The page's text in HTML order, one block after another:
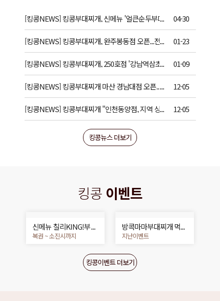
[킹콩NEWS] 킹콩부대찌개, 신메뉴 '얼큰순두부대 04-30
[킹콩NEWS] 킹콩부대찌개, 완주봉동점 오픈...전북 01-23
[킹콩NEWS] 킹콩부대찌개, 250호점 '강남역삼초 01-09
[킹콩NEWS] 킹콩부대찌개 마산 경남대점 오픈.. 갈 12-05
[킹콩NEWS] 킹콩부대찌개 "인천동양점, 지역 상권 12-05
킹콩뉴스 더보기
킹콩 이벤트
신메뉴 칠리KING!부대
찌개 스크래치 복권 이
벤트!
복권 ~ 소진시까지
방콕마마부대찌개 먹고
태국 가자!
지난이벤트
킹콩이벤트 더보기